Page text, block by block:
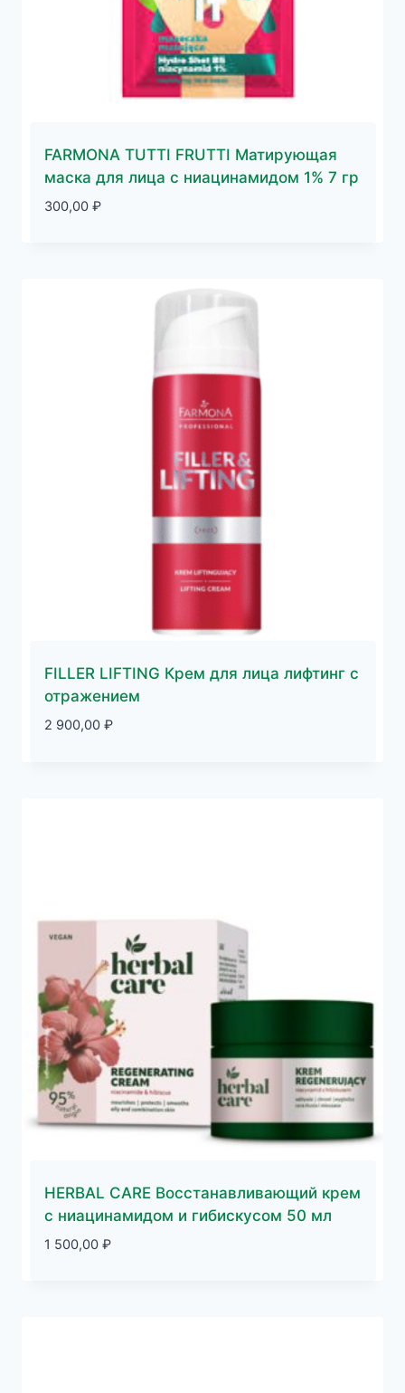
FARMONA TUTTI FRUTTI Матирующая
маска для лица с ниацинамидом 1% 7 гр
300,00 ₽
FILLER LIFTING Крем для лица лифтинг с
отражением
2 900,00 ₽
HERBAL CARE Восстанавливающий крем
с ниацинамидом и гибискусом 50 мл
1 500,00 ₽